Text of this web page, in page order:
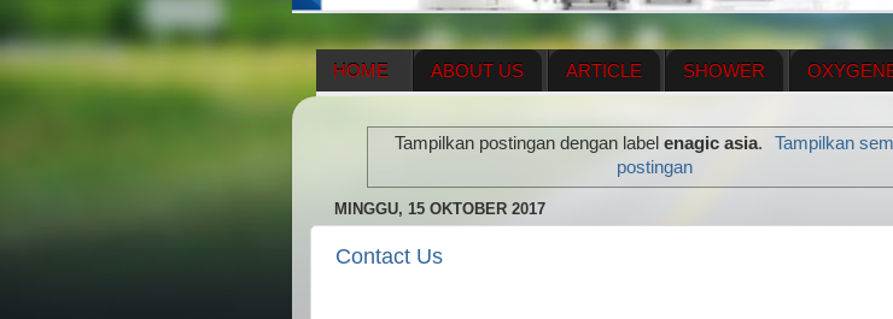
HOME ABOUT US ARTICLE SHOWER
ENAGIC COMPENSATION PLAN MENUS
Tampilkan postingan dengan labelenagic asia.
Tampilkan
postingan
MINGGU, 15 OKTOBER 2017
Contact Us